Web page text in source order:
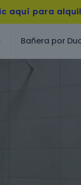
aquí para
Bañera por